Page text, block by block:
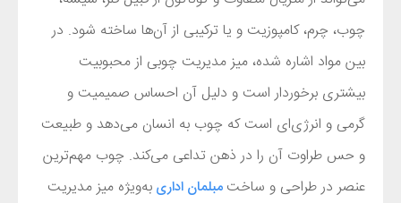
چوب، چرم، کامپوزیت و یا ترکیبی از آن‌ها ساخته شود. در
بین مواد اشاره شده، میز مدیریت چوبی از محبوبیت
بیشتری برخوردار است و دلیل آن احساس صمیمیت و
گرمی و انرژیای است که چوب به انسان میدهد و طبیعت
و حس طراوت آن را در ذهن تداعی میکند. چوب مهمترین
عنصر در طراحی و ساخت مبلمان اداری بهویژه میز مدیریت